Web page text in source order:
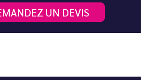
UN DEVIS